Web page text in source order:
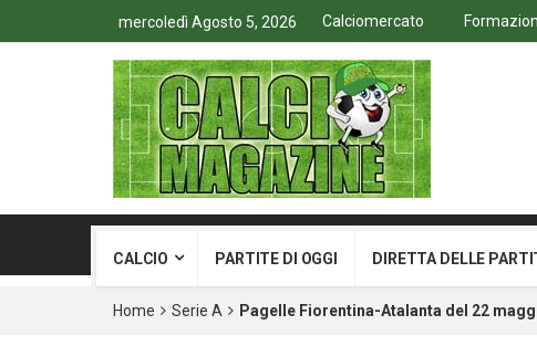
mercoledì Agosto 5, 2026 Calciomercato
CALCIO PARTITE DI OGGI DIRETTA DELLE
Home Serie A Pagelle Fiorentina-Atalanta del 22